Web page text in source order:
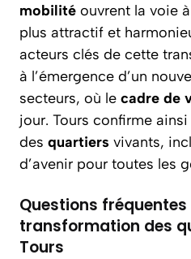
mobilité ouvrent la voie
plus attractif et
acteurs clés de cette
à l’émergence d’un
secteurs, où le cadre de
jour. Tours confirme
des quartiers vivants,
d’avenir pour toutes les
Questions
transformation des
Tours